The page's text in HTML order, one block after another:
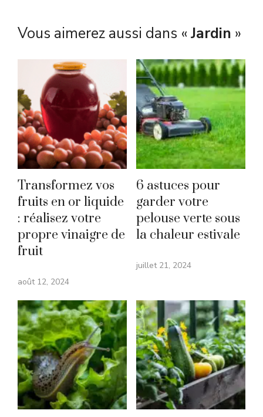
Vous aimerez aussi dans « Jardin »
Transformez vos
fruits en or liquide
: réalisez votre
propre vinaigre de
fruit
août 12, 2024
6 astuces pour
garder votre
pelouse verte sous
la chaleur estivale
juillet 21, 2024